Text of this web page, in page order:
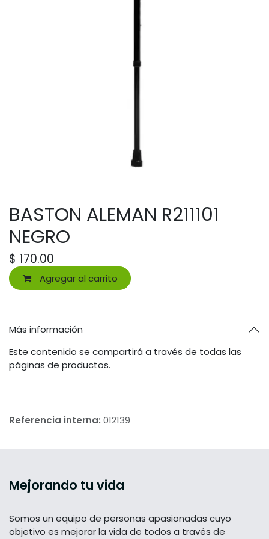
BASTON ALEMAN R211101
NEGRO
$ 170.00
Agregar al carrito
Más información
Este contenido se compartirá a través de todas las
páginas de productos.
Referencia interna: 012139
Mejorando tu vida
Somos un equipo de personas apasionadas cuyo
objetivo es mejorar la vida de todos a través de